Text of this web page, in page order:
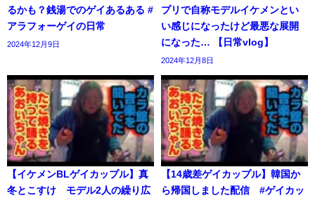
るかも？銭湯でのゲイあるある #
アラフォーゲイの日常
2024年12月9日
プリで自称モデルイケメンとい
い感じになったけど最悪な展開
になった… 【日常vlog】
2024年12月8日
【イケメンBLゲイカップル】真
冬とこすけ モデル2人の繰り広
【14歳差ゲイカップル】韓国か
ら帰国しました配信 #ゲイカッ